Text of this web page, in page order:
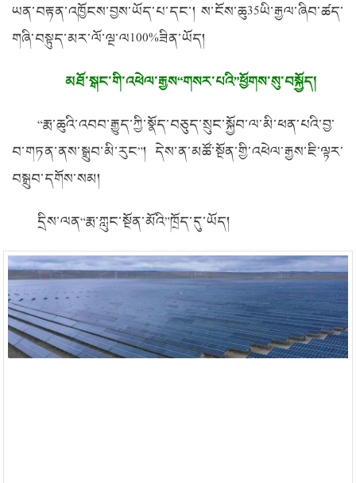
ཡན་བརྟན་འཁྱོངས་བྱས་ཡོད་པ་དང་། ས་ངོས་ཆུ35ཡི་རྒྱལ་ཞིབ་ཚད་
གཞི་བསྟུད་མར་ལོ་ལྔ་ལ100%ཟིན་ཡོད།
མཐོ་སྒང་གི་འཕེལ་རྒྱས“གསར་པའི”ཕྱོགས་སུ་བསྐྱོད།
“རྨ་ཆུའི་འབབ་རྒྱུད་ཀྱི་སྣོད་བཅུད་སྲུང་སྐྱོབ་ལ་མི་ཕན་པའི་བྱ་
བ་གཏན་ནས་སྒྲུབ་མི་རུང”། དེས་ན་མཚོ་སྔོན་གྱི་འཕེལ་རྒྱས་ཇི་ལྟར་
བསྒྲུབ་དགོས་སམ།
དྲིས་ལན“རྨ་ཀླུང་སྔོན་མོའི”ཁྲོད་དུ་ཡོད།